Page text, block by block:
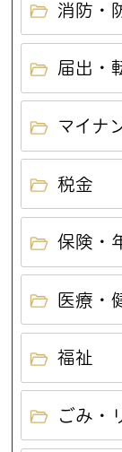
消防・
届出・
マイナ
税金
保険・
医療・
福祉
ごみ・